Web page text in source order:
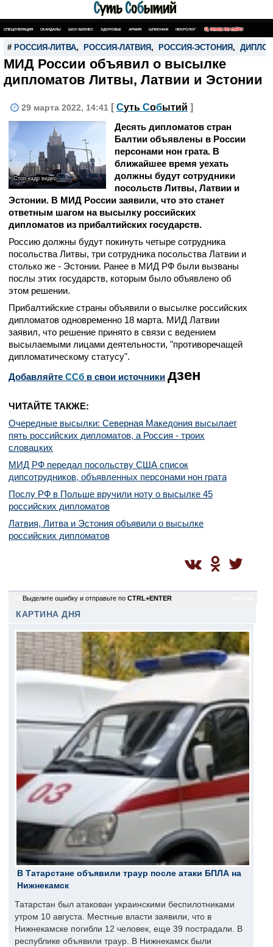
СПЕЦОПЕРАЦИЯ СКАНДАЛЫ ШОУ-БИЗНЕС ЗДОРОВЬЕ АРМИЯ ШПИОНАЖ НЕКРОЛОГ ПОИСК ПО САЙТУ
# РОССИЯ-ЛИТВА, РОССИЯ-ЛАТВИЯ , РОССИЯ-ЭСТОНИЯ ,
МИД России объявил о высылке
дипломатов Литвы, Латвии и Эстонии
29 марта 2022, 14:41 [ Суть Событий ]
Стоп-кадр видео
Десять дипломатов стран
Балтии объявлены в России
персонами нон грата. В
ближайшее время уехать
должны будут сотрудники
посольств Литвы, Латвии и
Эстонии. В МИД России заявили, что это станет
ответным шагом на высылку российских
дипломатов из прибалтийских государств.
Россию должны будут покинуть четыре сотрудника
посольства Литвы, три сотрудника посольства Латвии и
столько же - Эстонии. Ранее в МИД РФ были вызваны
послы этих государств, которым было объявлено об
этом решении.
Прибалтийские страны объявили о высылке российских
дипломатов одновременно 18 марта. МИД Латвии
заявил, что решение принято в связи с ведением
высылаемыми лицами деятельности, "противоречащей
дипломатическому статусу".
Добавляйте CСб в свои источники дзен
ЧИТАЙТЕ ТАКЖЕ:
Очередные высылки: Северная Македония высылает
пять российских дипломатов, а Россия - троих
словацких
МИД РФ передал посольству США список
дипсотрудников, объявленных персонами нон грата
Послу РФ в Польше вручили ноту о высылке 45
российских дипломатов
Латвия, Литва и Эстония объявили о высылке
российских дипломатов
Выделите ошибку и отправьте по CTRL+ENTER
КАРТИНА ДНЯ
В Татарстане объявили траур после атаки БПЛА на
Нижнекамск
Татарстан был атакован украинскими беспилотниками
утром 10 августа. Местные власти заявили, что в
Нижнекамске погибли 12 человек, еще 39 пострадали. В
республике объявили траур. В Нижнекамск были